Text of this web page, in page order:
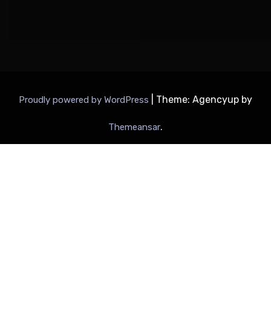
Proudly powered by WordPress Theme: Agencyup by
Themeansar.